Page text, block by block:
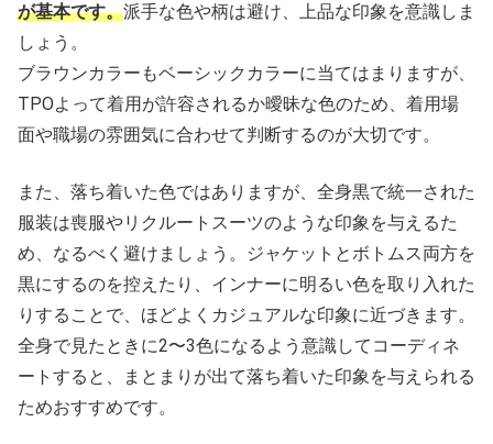
が基本です。派手な色や柄は避け、上品な印象を意識しま
しょう。
ブラウンカラーもベーシックカラーに当てはまりますが、
TPOよって着用が許容されるか曖昧な色のため、着用場
面や職場の雰囲気に合わせて判断するのが大切です。
また、落ち着いた色ではありますが、全身黒で統一された
服装は喪服やリクルートスーツのような印象を与えるた
め、なるべく避けましょう。ジャケットとボトムス両方を
黒にするのを控えたり、インナーに明るい色を取り入れた
りすることで、ほどよくカジュアルな印象に近づきます。
全身で見たときに2〜3色になるよう意識してコーディネ
ートすると、まとまりが出て落ち着いた印象を与えられる
ためおすすめです。